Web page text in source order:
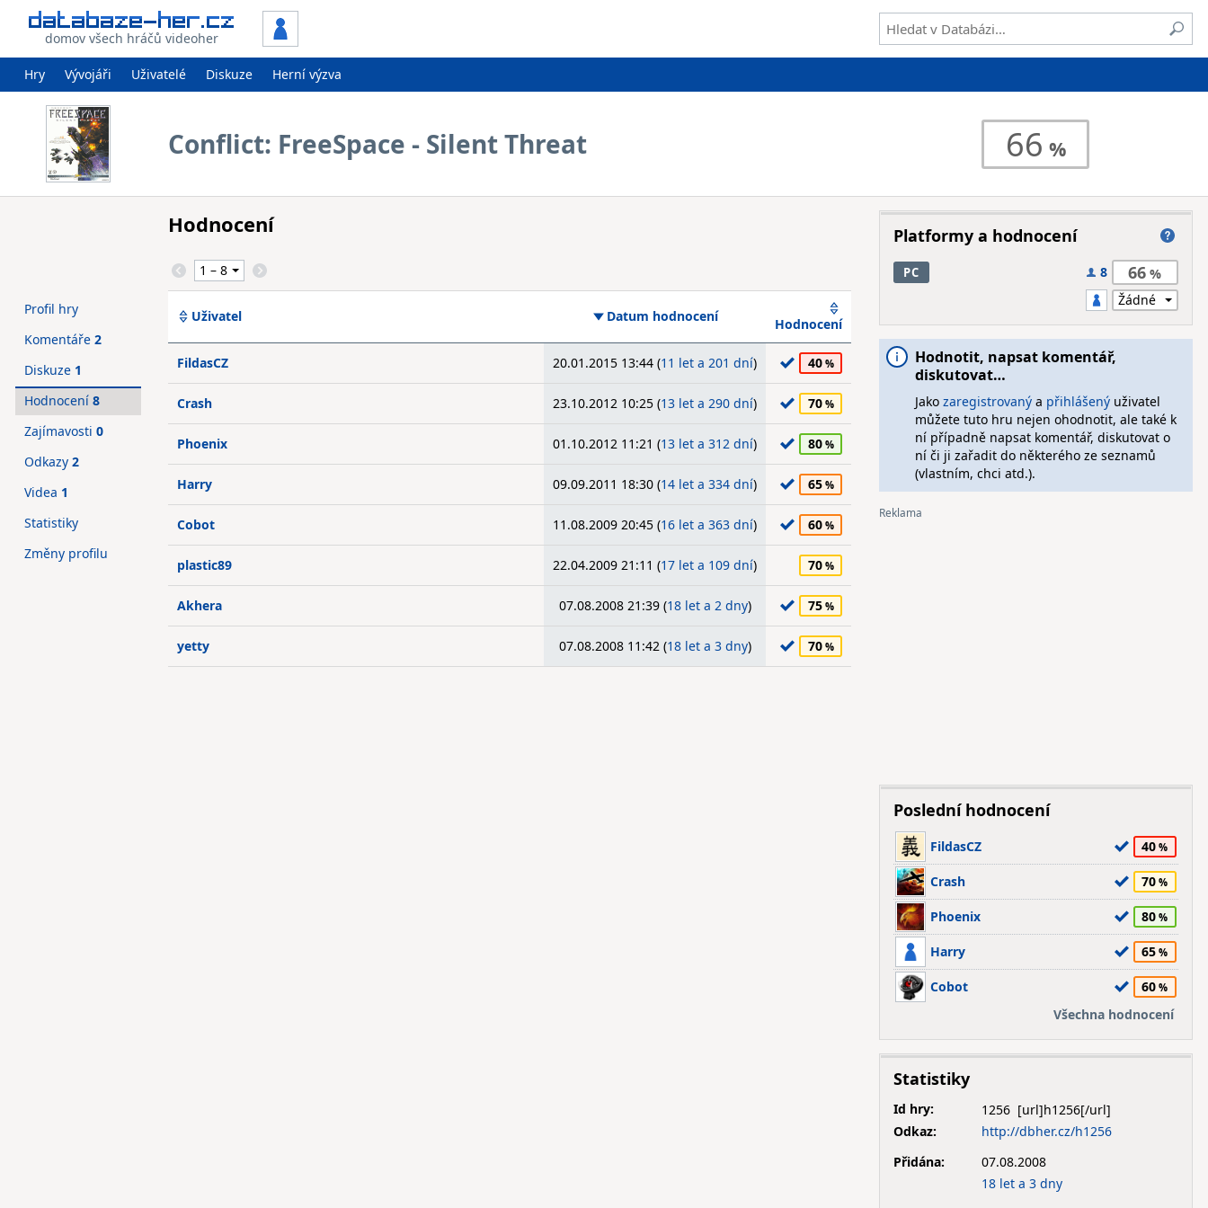
domov všech hráčů videoher
Hry Vývojáři Uživatelé Diskuze Herní výzva
Conflict: FreeSpace - Silent Threat 66
Hodnocení
Uživatel Datum hodnocení Hodnocení
FildasCZ 20.01.2015 13:44 (11 let a 201 dní) 40
Crash 23.10.2012 10:25 (13 let a 290 dní) 70
Phoenix 01.10.2012 11:21 (13 let a 312 dní) 80
Harry 09.09.2011 18:30 (14 let a 334 dní) 65
Cobot 11.08.2009 20:45 (16 let a 363 dní) 60
plastic89 22.04.2009 21:11 (17 let a 109 dní) 70
Akhera 07.08.2008 21:39 (18 let a 2 dny) 75
yetty 07.08.2008 11:42 (18 let a 3 dny) 70
Profil hry
Komentáře 2
Diskuze 1
Hodnocení 8
Zajímavosti 0
Odkazy 2
Videa 1
Statistiky
Změny profilu
Platformy a hodnocení
PC 8 66
Hodnotit, napsat komentář,
diskutovat…
Jako zaregistrovanýa přihlášenýuživatel
můžete tuto hru nejen ohodnotit, ale také k
ní případně napsat komentář, diskutovat o
ní či ji zařadit do některého ze seznamů
(vlastním, chci atd.).
Poslední hodnocení
FildasCZ 40
Crash 70
Phoenix 80
Harry 65
Cobot
60
Všechna hodnocení
Statistiky
Id hry:
1256
Odkaz:
http://dbher.cz/h1256
Přidána:
07.08.2008
18 let a 3 dny